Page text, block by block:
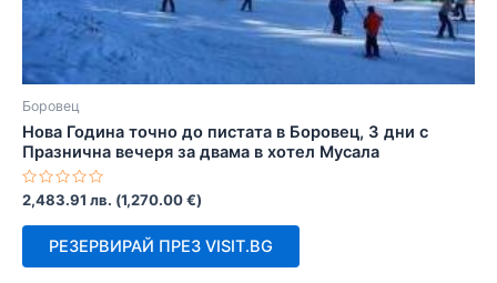
Боровец
Нова Година точно до пистата в Боровец, 3 дни с
Празнична вечеря за двама в хотел Мусала
Оценено
с
0
2,483.91 лв. (1,270.00€)
РЕЗЕРВИРАЙ ПРЕЗ VISIT.BG